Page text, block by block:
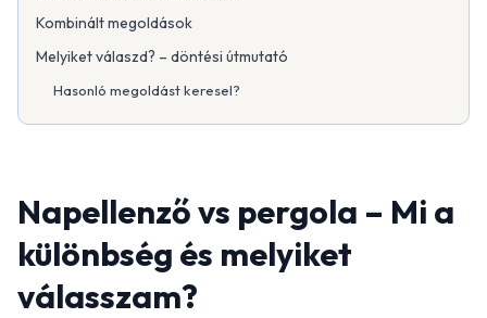
Kombinált megoldások
Melyiket válaszd? – döntési útmutató
Hasonló megoldást keresel?
Napellenző vs pergola – Mi a
különbség és melyiket
válasszam?